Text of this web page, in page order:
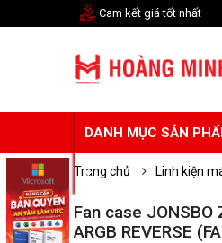
Cam kết giá tốt nhất
DANH MỤC SẢN
Trang chủ Linh kiện
Fan case JONSBO
ARGB REVERSE